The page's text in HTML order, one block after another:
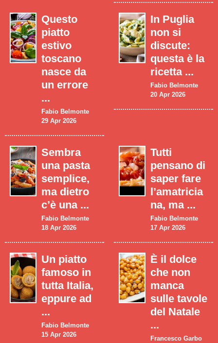
Questo
piatto
estivo
toscano
nasce da
un errore
...
Fabio Belmonte
29 Apr 2026
In Puglia
non si
discute:
questa è la
ricetta ...
Fabio Belmonte
20 Apr 2026
Sembra
una pasta
semplice,
ma dietro
c’è una ...
Fabio Belmonte
18 Apr 2026
Tutti
pensano di
saper fare
l’amatricia
na, ma ...
Fabio Belmonte
17 Apr 2026
Un piatto
famoso in
tutta Italia,
eppure ad
...
Fabio Belmonte
15 Apr 2026
È il dolce
che non
manca
sulle tavole
del Natale
...
Francesco Garbo